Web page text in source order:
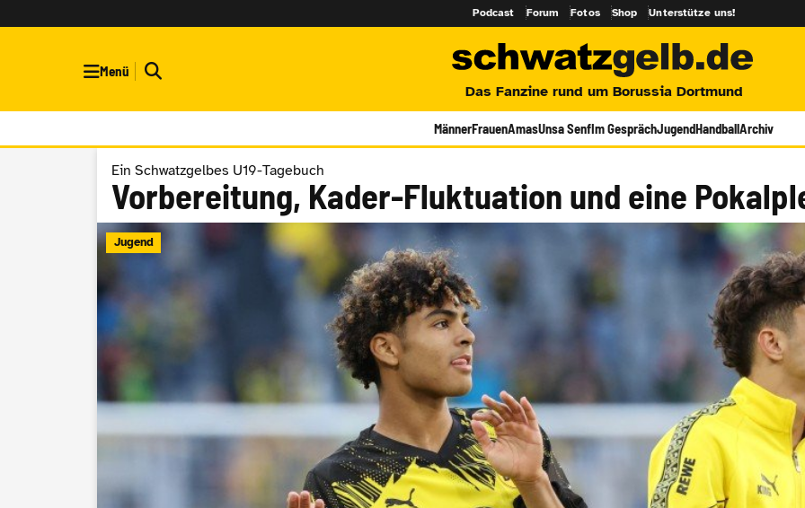
Podcast Forum Fotos Shop Unterstütze uns!
Menü
Das Fanzine rund um Borussia Dortmund
MännerFrauenAmasUnsa SenfIm GesprächJugendHandballArchiv
Ein Schwatzgelbes U19-Tagebuch
Vorbereitung, Kader-Fluktuation und eine
Jugend